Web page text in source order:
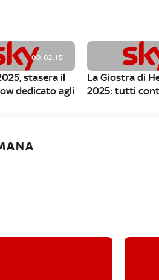
00:02:15
stasera il
dedicato agli
La Giostra di
2025: tutti